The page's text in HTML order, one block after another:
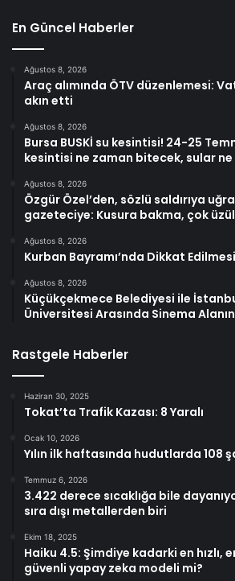
En Güncel Haberler
Ağustos 8, 2026
Araç alımında ÖTV düzenlemesi:
akın etti
Ağustos 8, 2026
Bursa BUSKİ su kesintisi! 24-25
kesintisi ne zaman bitecek, sular
Ağustos 8, 2026
Özgür Özel’den, sözlü saldırıya
gazeteciye: Kusura bakma, çok
Ağustos 8, 2026
Kurban Bayramı’nda Dikkat
Ağustos 8, 2026
Küçükçekmece Belediyesi ile
Üniversitesi Arasında Sinema
Rastgele Haberler
Haziran 30, 2025
Tokat’ta Trafik Kazası: 8 Yaralı
Ocak 10, 2026
Yılın ilk haftasında hudutlarda 108
Temmuz 6, 2026
3.422 derece sıcaklığa bile
sıra dışı metallerden biri
Ekim 18, 2025
Haiku 4.5: Şimdiye kadarki en hızlı,
güvenli yapay zeka modeli mi?